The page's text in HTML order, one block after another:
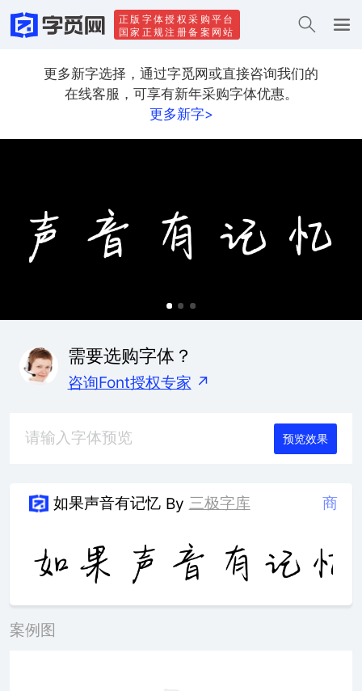
正版字体授权采购平台
国家正规注册备案网站
更多新字选择，通过字觅网或直接咨询我们的
在线客服，可享有新年采购字体优惠。
更多新字>
需要选购字体？
咨询Font授权专家 ↗
预览效果
如果声音有记忆 By 三极字库 商
案例图